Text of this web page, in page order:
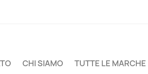
CHI SIAMO TUTTE LE MARCHE